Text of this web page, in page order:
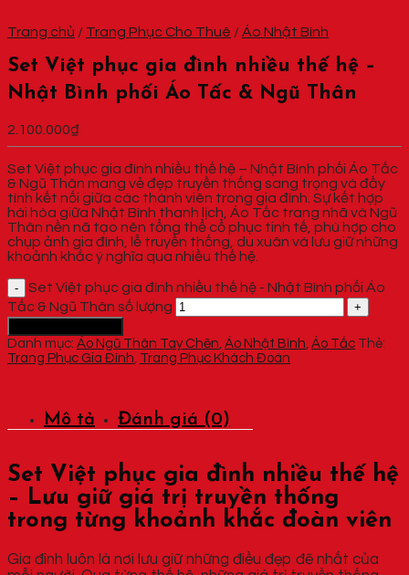
Trang chủ / Trang Phục Cho Thuê /Áo Nhật Bình
Set Việt phục gia đình nhiều thế hệ –
Nhật Bình phối Áo Tấc & Ngũ Thân
2.100.000₫
Set Việt phục gia đình nhiều thế hệ – Nhật Bình phối Áo Tấc
& Ngũ Thân mang vẻ đẹp truyền thống sang trọng và đầy
tính kết nối giữa các thành viên trong gia đình. Sự kết hợp
hài hòa giữa Nhật Bình thanh lịch, Áo Tấc trang nhã và Ngũ
Thân nền nã tạo nên tổng thể cổ phục tinh tế, phù hợp cho
chụp ảnh gia đình, lễ truyền thống, du xuân và lưu giữ những
khoảnh khắc ý nghĩa qua nhiều thế hệ.
Set Việt phục gia đình nhiều thế hệ - Nhật Bình phối Áo
Tấc & Ngũ Thân số lượng
Danh mục: Áo Ngũ Thân Tay Chẽn Áo Nhật Bình Áo Tấc Thẻ:
Trang Phục Gia Đình Trang Phục Khách Đoàn
Mô tả Đánh giá (0)
Set Việt phục gia đình nhiều thế hệ
– Lưu giữ giá trị truyền thống
trong từng khoảnh khắc đoàn viên
Gia đình luôn là nơi lưu giữ những điều đẹp đẽ nhất của